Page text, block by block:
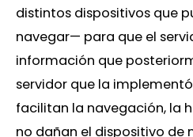
distintos dispositivos que
navegar— para que el
información que
servidor que la
facilitan la navegación, la
no dañan el dispositivo de